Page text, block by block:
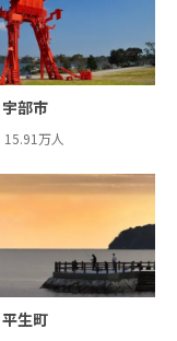
宇部市
15.91万人
平生町